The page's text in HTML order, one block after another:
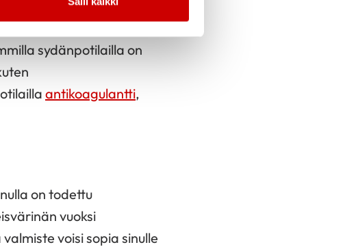
seurauksena voi olla
sydänpotilailla on
antikoagulantti,
on todettu
vuoksi
voisi sopia sinulle